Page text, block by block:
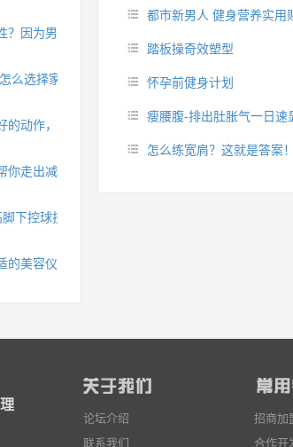
都市新男人 健身营养实用
踏板操奇效塑型
怀孕前健身计划
瘦腰腹-排出肚胀气一日速
怎么练宽肩？这就是答案！
因为男权，让女性失去同等的机会
么选择家用美容仪
的动作，没有之一，为什么你练了没效果？
走出减肥瓶颈
下控球技术
美容仪器
论坛介绍
联系我们
招商加
合作开